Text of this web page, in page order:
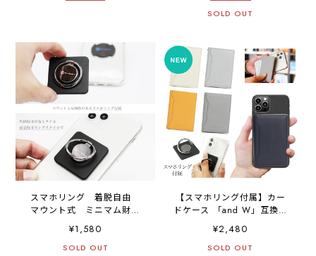
10.9inch (第5世代を含むair
シリーズ) / iPadシリーズ
汎用機種 任天堂SWITCH ノ
ートPC リモートワーク テ
レワーク ユニバーサルコン
トロール・sidecarな最適角
度
ッシュレス スマホ 簡単に取
ド収納 小銭入れ 大容量 極
薄 コンパクト 合成皮革
andW コンパクト財布 ミニ
財布 SANBASHII
SOLD OUT
スマホリング 着脱自由
マウント式 ミニマム財布
「and W」と併用OK
¥1,580
SOLD OUT
【スマホリング付属】カー
ドケース 「and W」互換性
あり 合皮 財布 ミニマム
ミニマル カードケース スマ
ホ財布 レザー キャッシュレ
¥2,480
SOLD OUT